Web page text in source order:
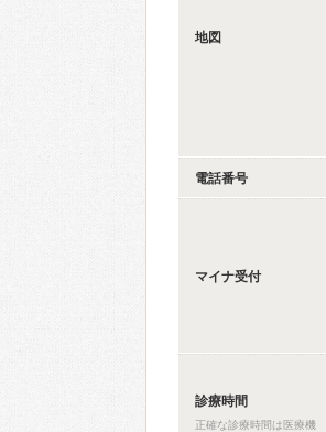
地図
電話番号
マイナ受付
診療時間
正確な診療時間は医療機